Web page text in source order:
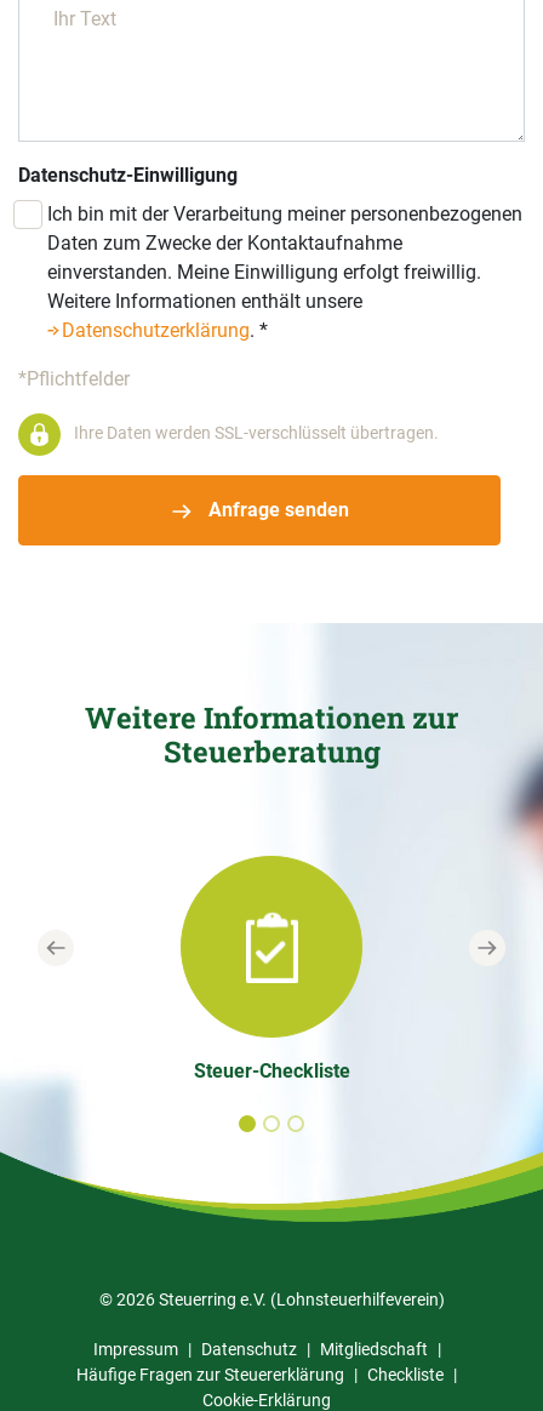
Datenschutz-Einwilligung
Ich bin mit der Verarbeitung meiner personenbezogenen
Daten zum Zwecke der Kontaktaufnahme
einverstanden. Meine Einwilligung erfolgt freiwillig.
Weitere Informationen enthält unsere
Datenschutzerklärung. *
*Pflichtfelder
Anfrage senden
Ihre Daten werden SSL-verschlüsselt übertragen.
Weitere Informationen zur
Steuerberatung
Steuer-Checkliste
Previous Next
© 2026 Steuerring e.V. (Lohnsteuerhilfeverein)
Impressum Datenschutz
Mitgliedschaft
Häufige Fragen zur Steuererklärung
Checkliste
Cookie-Erklärung